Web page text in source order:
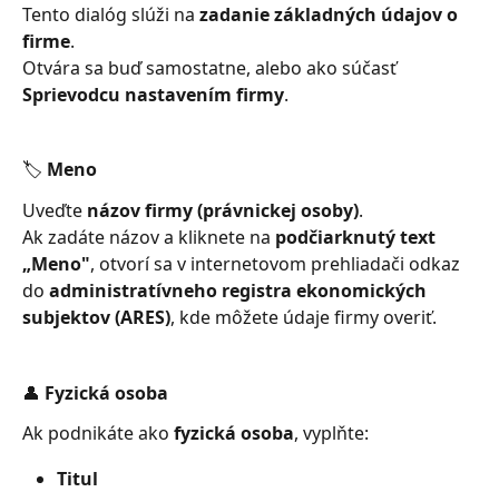
Tento dialóg slúži na zadanie základných údajov o
firme.
Otvára sa buď samostatne, alebo ako súčasť
Sprievodcu nastavením firmy.
🏷️ Meno
Uveďte názov firmy (právnickej osoby).
Ak zadáte názov a kliknete na podčiarknutý text
„Meno", otvorí sa v internetovom prehliadači odkaz
do administratívneho registra ekonomických
subjektov (ARES), kde môžete údaje firmy overiť.
👤 Fyzická osoba
Ak podnikáte ako fyzická osoba, vyplňte:
Titul